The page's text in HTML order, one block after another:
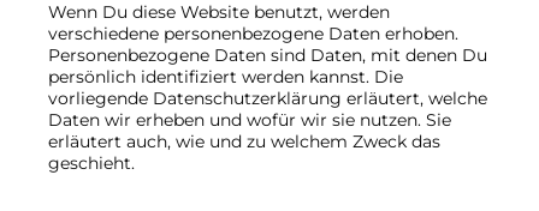
Wenn Du diese Website benutzt, werden
verschiedene personenbezogene Daten erhoben.
Personenbezogene Daten sind Daten, mit denen Du
persönlich identifiziert werden kannst. Die
vorliegende Datenschutzerklärung erläutert, welche
Daten wir erheben und wofür wir sie nutzen. Sie
erläutert auch, wie und zu welchem Zweck das
geschieht.